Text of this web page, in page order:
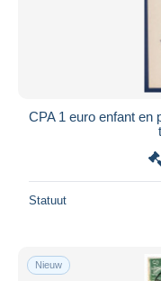
CPA 1 euro enfant en
Statuut
Nieuw